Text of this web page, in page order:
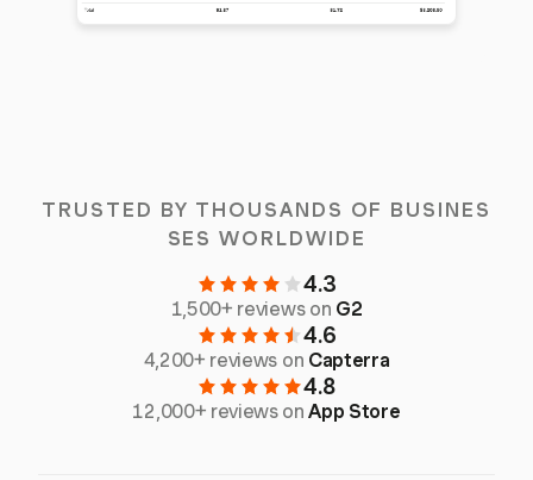
TRUSTED BY THOUSANDS OF BUSINES
SES WORLDWIDE
4.3
1,500+ reviews on G2
4.6
4,200+ reviews on Capterra
4.8
12,000+ reviews onApp Store